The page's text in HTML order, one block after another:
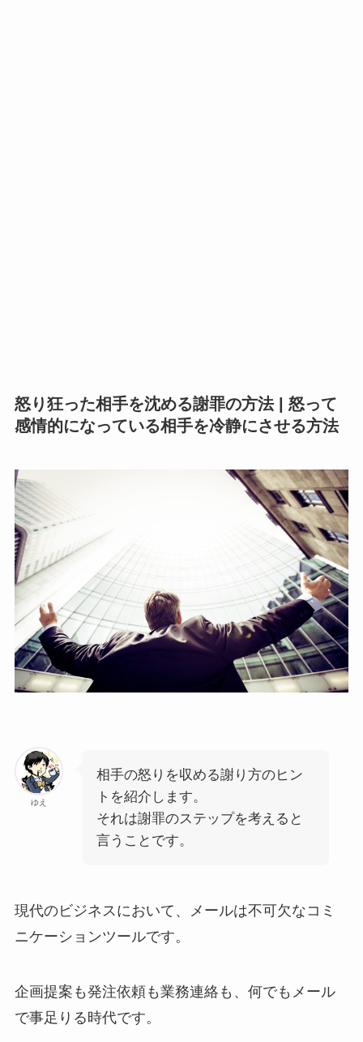
怒り狂った相手を沈める謝罪の方法 | 怒って
感情的になっている相手を冷静にさせる方法
ゆえ
相手の怒りを収める謝り方のヒン
トを紹介します。
それは謝罪のステップを考えると
言うことです。
現代のビジネスにおいて、メールは不可欠なコミ
ニケーションツールです。
企画提案も発注依頼も業務連絡も、何でもメール
で事足りる時代です。